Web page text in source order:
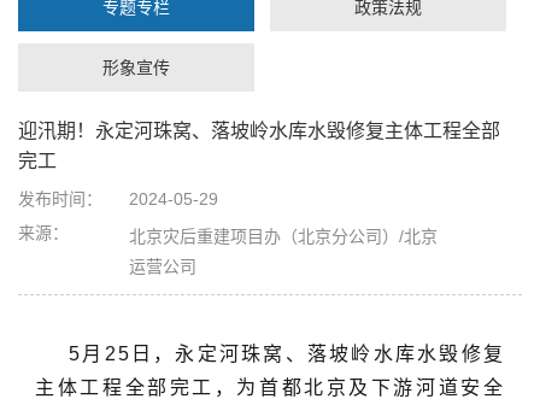
专题专栏 政策法规
形象宣传
迎汛期！永定河珠窝、落坡岭水库水毁修复主体工程全部
完工
发布时间：
2024-05-29
来源：
北京灾后重建项目办（北京分公司）/北京
运营公司
5月25日，永定河珠窝、落坡岭水库水毁修复
主体工程全部完工，为首都北京及下游河道安全